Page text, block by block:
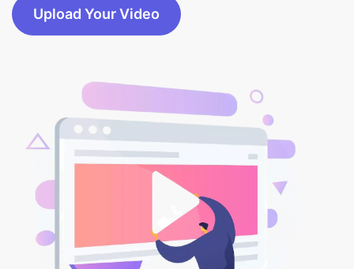
Upload Your Video